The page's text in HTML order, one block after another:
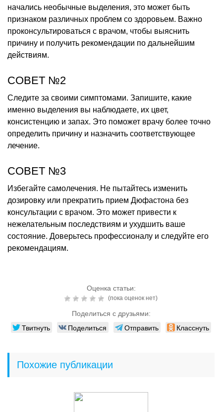
начались необычные выделения, это может быть
признаком различных проблем со здоровьем. Важно
проконсультироваться с врачом, чтобы выяснить
причину и получить рекомендации по дальнейшим
действиям.
СОВЕТ №2
Следите за своими симптомами. Запишите, какие
именно выделения вы наблюдаете, их цвет,
консистенцию и запах. Это поможет врачу более точно
определить причину и назначить соответствующее
лечение.
СОВЕТ №3
Избегайте самолечения. Не пытайтесь изменить
дозировку или прекратить прием Дюфастона без
консультации с врачом. Это может привести к
нежелательным последствиям и ухудшить ваше
состояние. Доверьтесь профессионалу и следуйте его
рекомендациям.
Оценка статьи:
(пока оценок нет)
Поделиться с друзьями:
Твитнуть Поделиться Отправить Класснуть
Похожие публикации